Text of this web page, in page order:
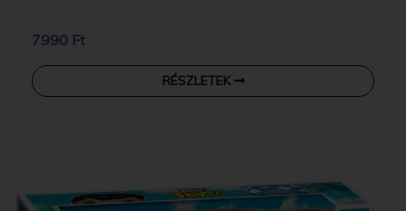
7990 Ft
RÉSZLETEK